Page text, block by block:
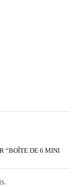
“BOÎTE DE 6 MINI